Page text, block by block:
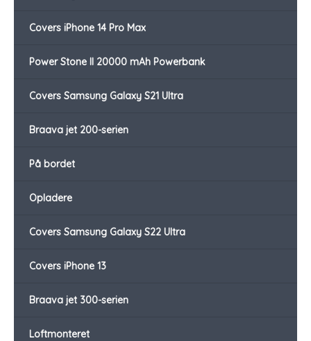
Covers iPhone 14 Pro Max
Power Stone II 20000 mAh Powerbank
Covers Samsung Galaxy S21 Ultra
Braava jet 200-serien
På bordet
Opladere
Covers Samsung Galaxy S22 Ultra
Covers iPhone 13
Braava jet 300-serien
Loftmonteret